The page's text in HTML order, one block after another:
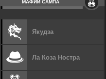
МАФИИ САМПА
Якудза
Ла Коза Ностра